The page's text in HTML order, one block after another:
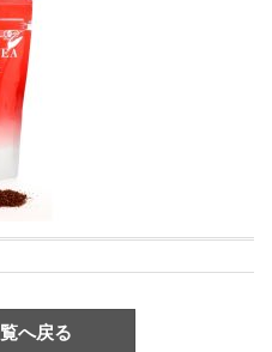
へ戻る